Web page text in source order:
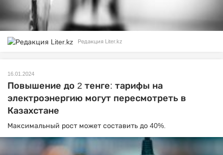
Редакция Liter.kz
16.01.2024
Повышение до 2 тенге: тарифы на
электроэнергию могут пересмотреть в
Казахстане
Максимальный рост может составить до 40%.